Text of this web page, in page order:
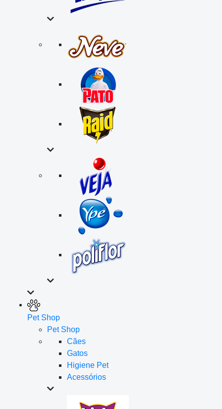
Pet Shop
Pet Shop
Cães
Gatos
Higiene Pet
Acessórios